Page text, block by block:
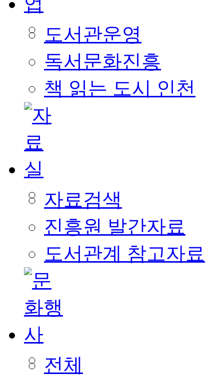
도서관운영
독서문화진흥
책 읽는 도시 인천
자료검색
진흥원 발간자료
도서관계 참고자료
전체